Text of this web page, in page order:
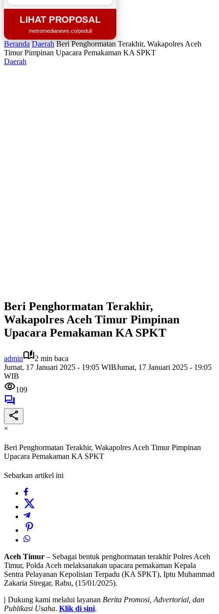
LIHAT PROPOSAL
metromedianews.co/peduli
Beranda Daerah Beri Penghormatan Terakhir, Wakapolres Aceh
Timur Pimpinan Upacara Pemakaman KA SPKT
Daerah
Beri Penghormatan Terakhir,
Wakapolres Aceh Timur Pimpinan
Upacara Pemakaman KA SPKT
admin
2 min baca
Jumat, 17 Januari 2025 - 19:05 WIBJumat, 17 Januari 2025 - 19:05
WIB
109
×
Beri Penghormatan Terakhir, Wakapolres Aceh Timur Pimpinan
Upacara Pemakaman KA SPKT
Sebarkan artikel ini
Aceh Timur – Sebagai bentuk penghormatan terakhir Polres Aceh
Timur, Polda Aceh melaksanakan upacara pemakaman Kepala
Sentra Pelayanan Kepolisian Terpadu (KA SPKT), Iptu Muhammad
Zakaria Siregar, Rabu, (15/01/2025).
| Dukung kami melalui layanan Berita Promosi, Advertorial, dan
Publikasi Usaha. Klik di sini.